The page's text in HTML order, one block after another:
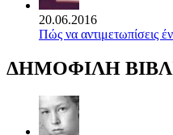
20.06.2016
Πώς να αντιμετωπίσεις
ΔΗΜΟΦΙΛΗ